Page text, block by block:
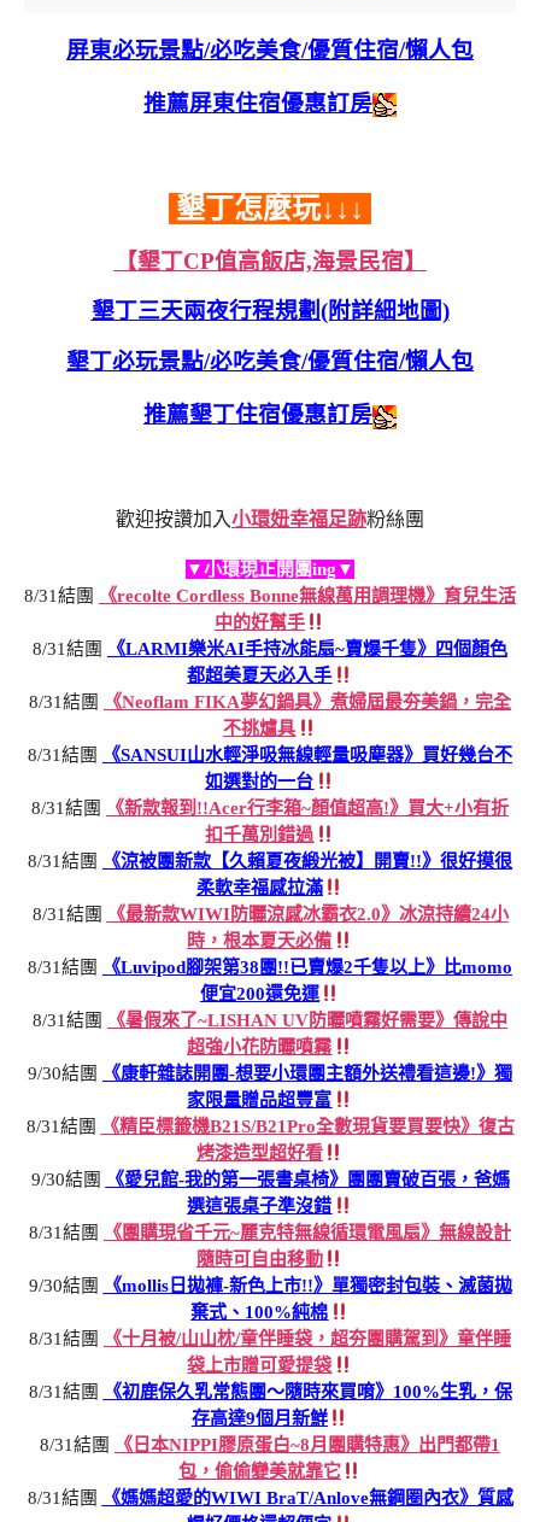
屏東必玩景點/必吃美食/優質住宿/懶人包
推薦屏東住宿優惠訂房
墾丁怎麼玩↓↓↓
【墾丁CP值高飯店,海景民宿】
墾丁三天兩夜行程規劃(附詳細地圖)
墾丁必玩景點/必吃美食/優質住宿/懶人包
推薦墾丁住宿優惠訂房
歡迎按讚加入小環妞幸福足跡粉絲團
▼小環現正開團ing▼
8/31結團
《recolte Cordless Bonne無線萬用調理機》育兒生活
中的好幫手
8/31結團
《LARMI樂米AI手持冰能扇~賣爆千隻》四個顏色
都超美夏天必入手
8/31結團
《Neoflam FIKA夢幻鍋具》煮婦屆最夯美鍋，完全
不挑爐具
8/31結團
《SANSUI山水輕淨吸無線輕量吸塵器》買好幾台不
如選對的一台
8/31結團
《新款報到!!Acer行李箱~顏值超高!》買大+小有折
扣千萬別錯過
8/31結團
《涼被團新款【久賴夏夜緞光被】開賣!!》很好摸很
柔軟幸福感拉滿
8/31結團
《最新款WIWI防曬涼感冰霸衣2.0》冰涼持續24小
時，根本夏天必備
8/31結團
《Luvipod腳架第38團!!已賣爆2千隻以上》比momo
便宜200還免運
8/31結團
《暑假來了~LISHAN UV防曬噴霧好需要》傳說中
超強小花防曬噴霧
9/30結團
《康軒雜誌開團-想要小環團主額外送禮看這邊!》獨
家限量贈品超豐富
8/31結團
《精臣標籤機B21S/B21Pro全數現貨要買要快》復古
烤漆造型超好看
9/30結團
《愛兒館-我的第一張書桌椅》團團賣破百張，爸媽
選這張桌子準沒錯
8/31結團
《團購現省千元~麗克特無線循環電風扇》無線設計
隨時可自由移動
9/30結團
《mollis日拋褲-新色上市!!》單獨密封包裝、滅菌拋
棄式、100%純棉
8/31結團
《十月被/山山枕/童伴睡袋，超夯團購駕到》童伴睡
袋上市贈可愛提袋
8/31結團
《初鹿保久乳常態團～隨時來買唷》100%生乳，保
存高達9個月新鮮
8/31結團
《日本NIPPI膠原蛋白~8月團購特惠》出門都帶1
包，偷偷變美就靠它
8/31結團
《媽媽超愛的WIWI BraT/Anlove無鋼圈內衣》質感